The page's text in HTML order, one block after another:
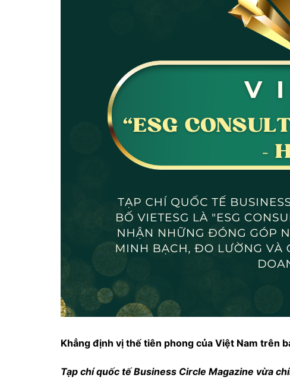
Khẳng định vị thế tiên phong của Việt Nam trên
Tạp chí quốc tế Business Circle Magazine vừa